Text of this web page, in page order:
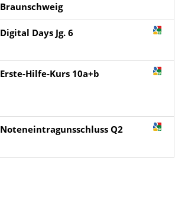
Braunschweig
Digital Days Jg. 6
Erste-Hilfe-Kurs 10a+b
Noteneintragunsschluss Q2